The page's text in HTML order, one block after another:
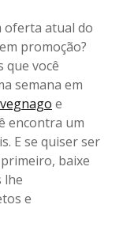
oferta atual do
promoção?
que você
semana em
e
encontra um
E se quiser ser
baixe
lhe
e